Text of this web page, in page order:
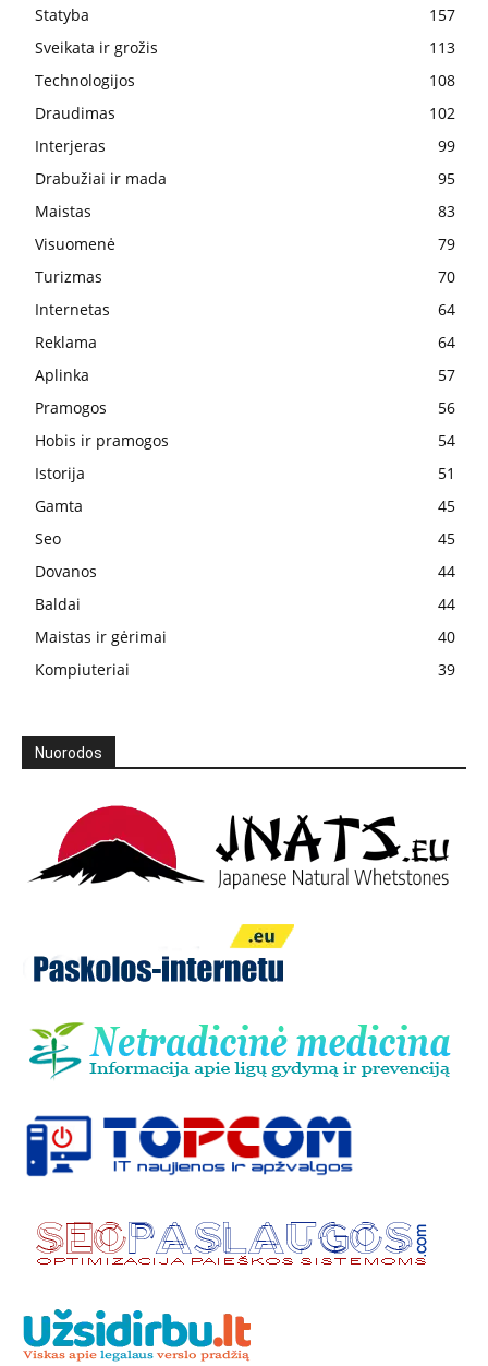
Statyba
157
Sveikata ir grožis
113
Technologijos
108
Draudimas
102
Interjeras
99
Drabužiai ir mada
95
Maistas
83
Visuomenė
79
Turizmas
70
Internetas
64
Reklama
64
Aplinka
57
Pramogos
56
Hobis ir pramogos
54
Istorija
51
Gamta
45
Seo
45
Dovanos
44
Baldai
44
Maistas ir gėrimai
40
Kompiuteriai
39
Nuorodos